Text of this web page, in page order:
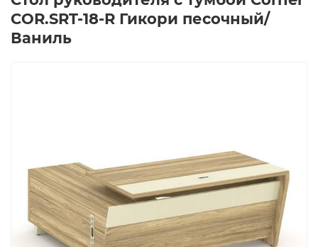
COR.SRT-18-R Гикори песочный/
Ваниль